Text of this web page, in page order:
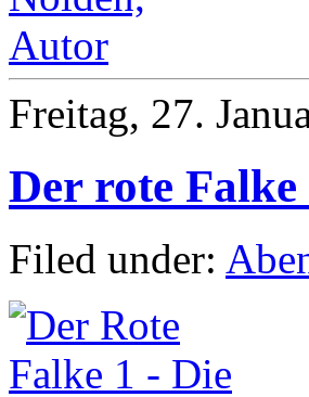
Freitag, 27.
Der rote
Filed under: